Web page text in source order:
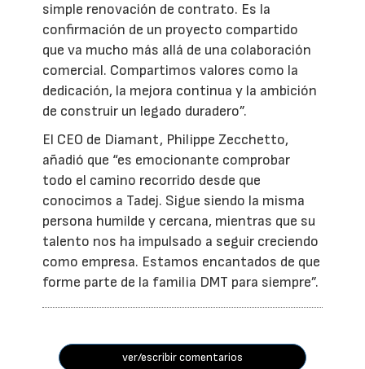
simple renovación de contrato. Es la
confirmación de un proyecto compartido
que va mucho más allá de una colaboración
comercial. Compartimos valores como la
dedicación, la mejora continua y la ambición
de construir un legado duradero”.
El CEO de Diamant, Philippe Zecchetto,
añadió que “es emocionante comprobar
todo el camino recorrido desde que
conocimos a Tadej. Sigue siendo la misma
persona humilde y cercana, mientras que su
talento nos ha impulsado a seguir creciendo
como empresa. Estamos encantados de que
forme parte de la familia DMT para siempre”.
ver/escribir comentarios